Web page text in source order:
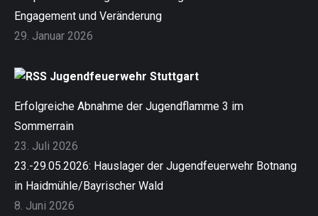
Engagement und Veränderung
29. Januar 2026
Jugendfeuerwehr Stuttgart
Erfolgreiche Abnahme der Jugendflamme 3 im
Sommerrain
23. Juli 2026
23.-29.05.2026: Hauslager der Jugendfeuerwehr Botnang
in Haidmühle/Bayrischer Wald
8. Juni 2026